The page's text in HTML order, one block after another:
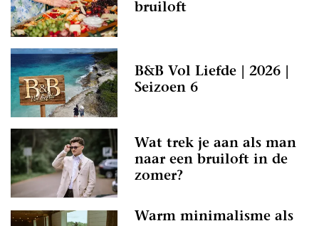
bruiloft
B&B Vol Liefde | 2026 |
Seizoen 6
Wat trek je aan als man
naar een bruiloft in de
zomer?
Warm minimalisme als